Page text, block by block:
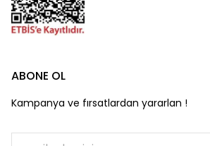
ABONE OL
Kampanya ve fırsatlardan yararlan !